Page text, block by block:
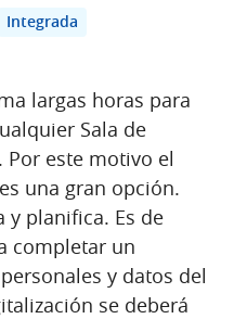
Integrada
largas horas para
Sala de
Por este motivo el
una gran opción.
y planifica. Es de
completar un
y datos del
se deberá